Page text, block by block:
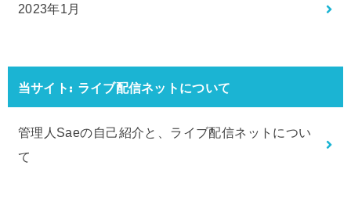
2023年1月
当サイト: ライブ配信ネットについて
管理人Saeの自己紹介と、ライブ配信ネットについ
て